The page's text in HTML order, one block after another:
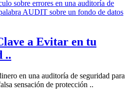
a Evitar en tu
..
en una auditoría de seguridad para
sensación de protección ..